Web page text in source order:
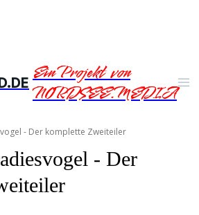
Ein Projekt von
NORDSEE.MEDIA
- Der komplette Zweiteiler
- Der